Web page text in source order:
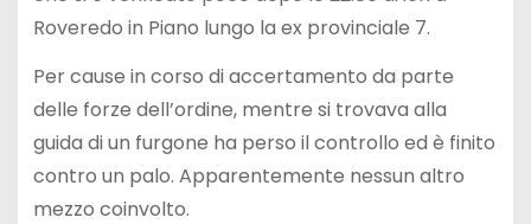
Roveredo in Piano lungo la ex provinciale 7.
Per cause in corso di accertamento da parte
delle forze dell’ordine, mentre si trovava alla
guida di un furgone ha perso il controllo ed è finito
contro un palo. Apparentemente nessun altro
mezzo coinvolto.